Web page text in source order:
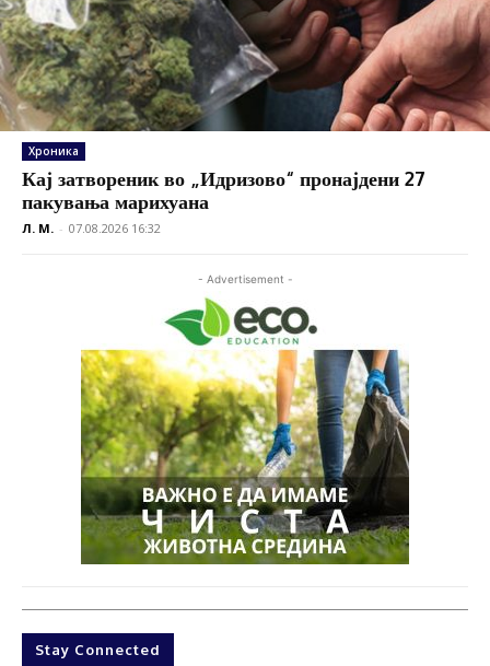
Хроника
Кај затвореник во „Идризово“ пронајдени 27
пакувања марихуана
Л. М. - 07.08.2026 16:32
- Advertisement -
Stay Connected